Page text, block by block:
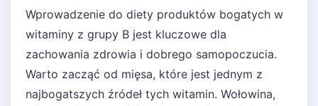
Wprowadzenie do diety produktów bogatych w
witaminy z grupy B jest kluczowe dla
zachowania zdrowia i dobrego samopoczucia.
Warto zacząć od mięsa, które jest jednym z
najbogatszych źródeł tych witamin. Wołowina,